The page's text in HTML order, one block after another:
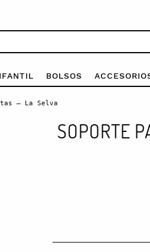
BOLSOS
– La Selva
SOPORTE